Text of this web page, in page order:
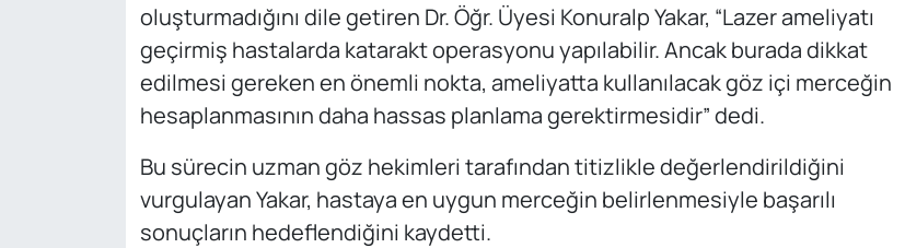
oluşturmadığını dile getiren Dr. Öğr. Üyesi Konuralp Yakar, “Lazer ameliyatı
geçirmiş hastalarda katarakt operasyonu yapılabilir. Ancak burada dikkat
edilmesi gereken en önemli nokta, ameliyatta kullanılacak göz içi merceğin
hesaplanmasının daha hassas planlama gerektirmesidir” dedi.
Bu sürecin uzman göz hekimleri tarafından titizlikle değerlendirildiğini
vurgulayan Yakar, hastaya en uygun merceğin belirlenmesiyle başarılı
sonuçların hedeflendiğini kaydetti.